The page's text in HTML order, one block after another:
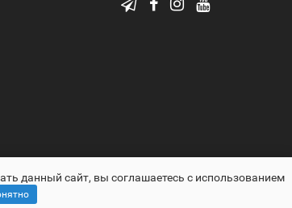
данный сайт, вы соглашаетесь с использованием